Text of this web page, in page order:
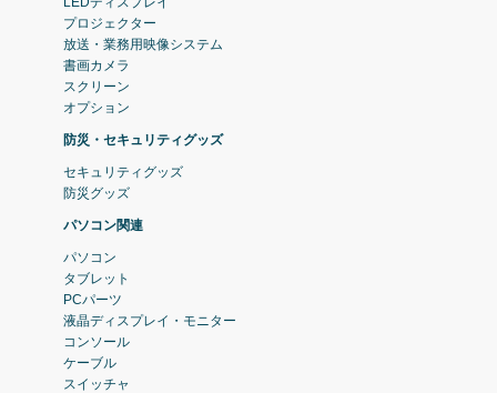
プロジェクター
放送・業務用映像システム
書画カメラ
スクリーン
オプション
防災・セキュリティグッズ
セキュリティグッズ
防災グッズ
パソコン関連
パソコン
タブレット
PCパーツ
液晶ディスプレイ・モニター
コンソール
ケーブル
スイッチャ